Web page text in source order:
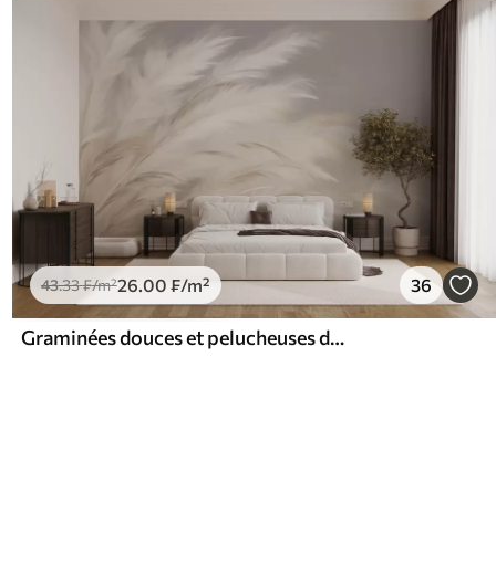
43.33₣/m²26 .00 ₣/m² 36
Graminées douces et pelucheuses dans les tons beige et gris